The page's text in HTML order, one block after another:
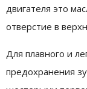
двигателя это
отверстие в
Для плавного и
предохранения